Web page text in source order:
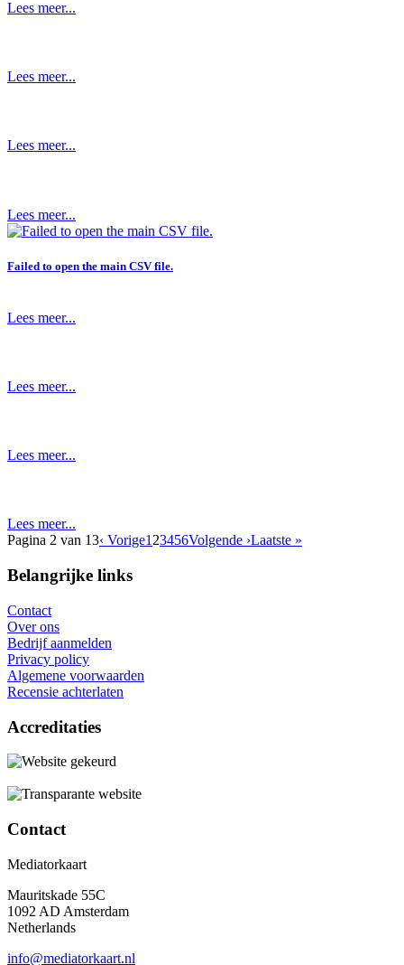
Lees meer...
Lees meer...
Lees meer...
Lees meer...
Failed to open the main CSV file.
Lees meer...
Lees meer...
Lees meer...
Lees meer...
Pagina 2 van 13‹ Vorige1 23456Volgende ›Laatste »
Belangrijke links
Contact
Over ons
Bedrijf aanmelden
Privacy policy
Algemene voorwaarden
Recensie achterlaten
Accreditaties
Contact
Mediatorkaart
Mauritskade 55C
1092 AD Amsterdam
Netherlands
info@mediatorkaart.nl